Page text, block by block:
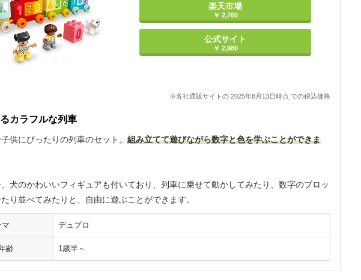
楽天市場
￥ 2,760
公式サイト
￥ 2,980
※各社通販サイトの 2025年8月13日時点 での税込価格
カラフルな列車
供にぴったりの列車のセット。 組み立てて遊びながら数字と色を学ぶことができま
犬のかわいいフィギュアも付いており、列車に乗せて動かしてみたり、数字のブロッ
り並べてみたりと、自由に遊ぶことができます。
マ デュプロ
齢 1歳半～